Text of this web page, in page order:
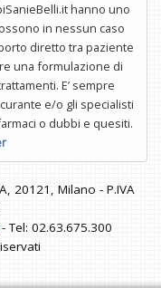
hanno uno
in nessun caso
diretto tra paziente
una formulazione di
E’ sempre
e/o gli specialisti
o dubbi e quesiti.
20121, Milano - P.IVA
Tel: 02.63.675.300